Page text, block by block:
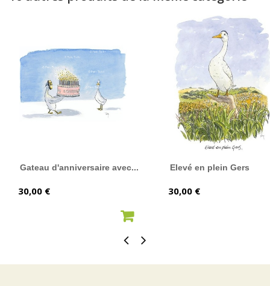
Gateau d'anniversaire avec...
Prix
30,00 €
Elevé en plein Gers
Prix
30,00 €